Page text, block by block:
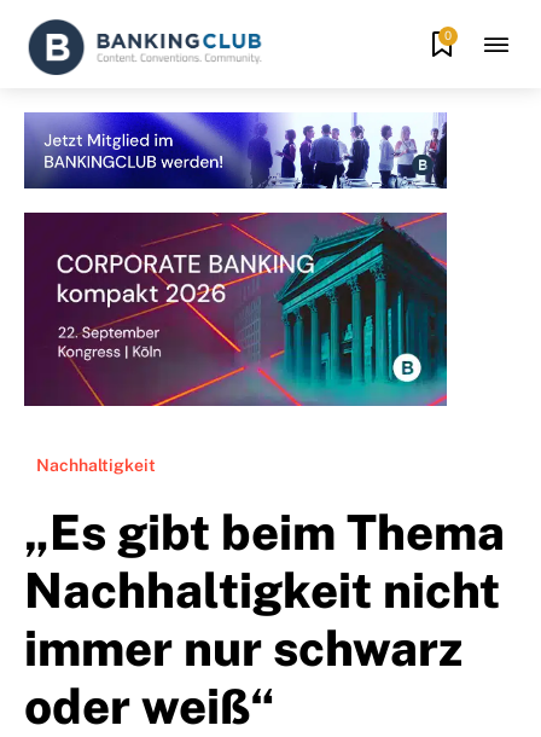
0
Nachhaltigkeit
„Es gibt beim Thema
Nachhaltigkeit nicht
immer nur schwarz
oder weiß“